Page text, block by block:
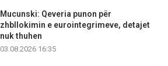
Mucunski: Qeveria punon për
zhbllokimin e eurointegrimeve, detajet
nuk thuhen
03.08.2026 16:35